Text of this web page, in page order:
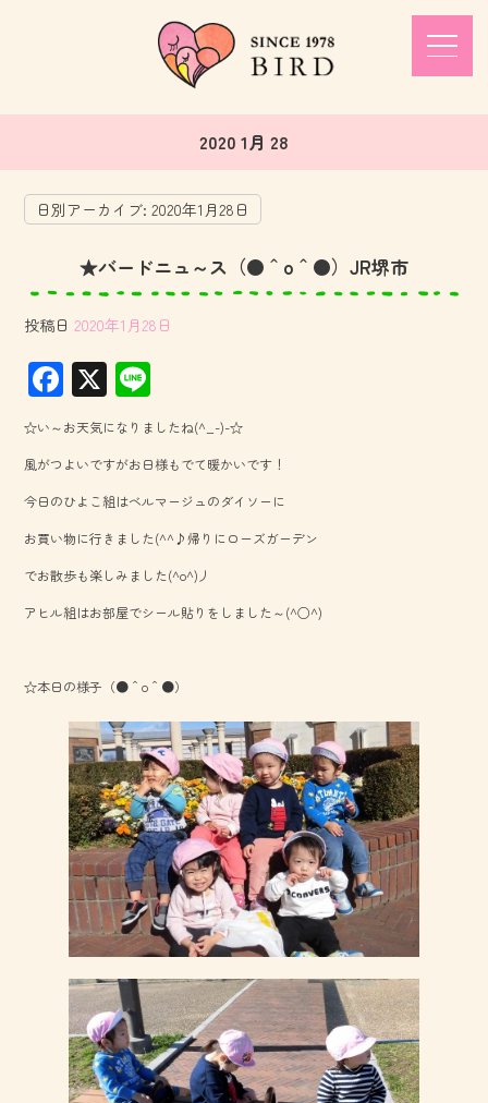
2020 1月 28
日別アーカイブ:2020年1月28日
★バードニュ～ス（●＾o＾●）JR堺市
投稿日 2020年1月28日
F
ac
e
b
o
ok
X
ne
☆い～お天気になりましたね(^_-)-☆
風がつよいですがお日様もでて暖かいです！
今日のひよこ組はベルマージュのダイソーに
お買い物に行きました(^^♪帰りにローズガーデン
でお散歩も楽しみました(^o^)丿
アヒル組はお部屋でシール貼りをしました～(^○^)
☆本日の様子（●＾o＾●）